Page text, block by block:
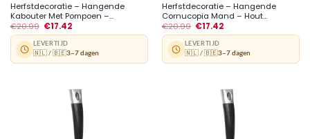
Herfstdecoratie – Hangende
Kabouter Met Pompoen –...
€20.99 €17.42
LEVERTIJD
🇳🇱 / 🇧🇪3–7 dagen
Herfstdecoratie – Hangende
Cornucopia Mand – Hout...
€20.99 €17.42
LEVERTIJD
🇳🇱 / 🇧🇪3–7 dagen